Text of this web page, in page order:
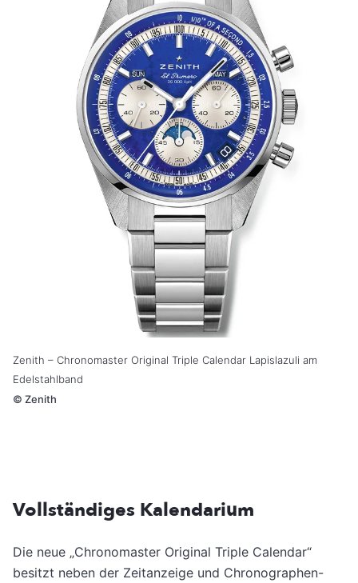
Zenith – Chronomaster Original Triple Calendar Lapislazuli am
Edelstahlband
© Zenith
Vollständiges Kalendarium
Die neue „Chronomaster Original Triple Calendar“
besitzt neben der Zeitanzeige und Chronographen-